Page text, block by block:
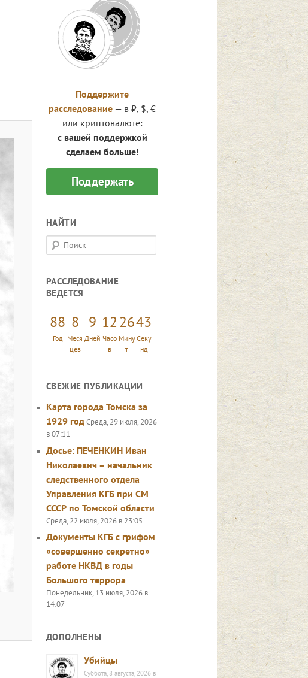
Поддержите
расследование — в ₽, $, €
или криптовалюте:
с вашей поддержкой
сделаем больше!
Поддержать
НАЙТИ
П
о
с
к
РАССЛЕДОВАНИЕ
ВЕДЕТСЯ
88
Год
8
Меся
цев
9
Дней
12
Часо
в
26
Мину
т
44
Секу
нд
СВЕЖИЕ ПУБЛИКАЦИИ
Карта города Томска за
1929 годСреда, 29 июля, 2026
в 07:11
Досье: ПЕЧЕНКИН Иван
Николаевич – начальник
следственного отдела
Управления КГБ при СМ
СССР по Томской области
Среда, 22 июля, 2026 в 23:05
Документы КГБ с грифом
«совершенно секретно»
работе НКВД в годы
Большого террора
Понедельник, 13 июля, 2026 в
14:07
ДОПОЛНЕНЫ
Убийцы
Суббота, 8 августа, 2026 в